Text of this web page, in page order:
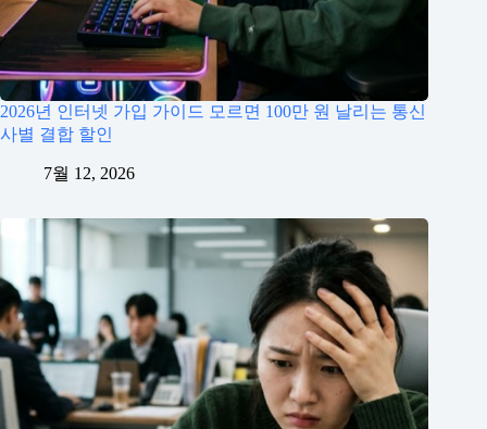
2026년 인터넷 가입 가이드 모르면 100만 원 날리는 통신
사별 결합 할인
7월 12, 2026